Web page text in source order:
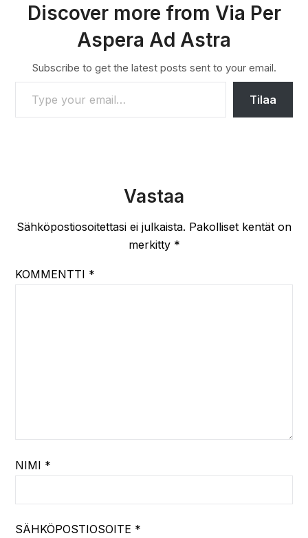
Discover more from Via Per
Aspera Ad Astra
Subscribe to get the latest posts sent to your email.
TYPE YOUR EMAIL…
Tilaa
Vastaa
Sähköpostiosoitettasi ei julkaista. Pakolliset kentät on
merkitty *
KOMMENTTI *
NIMI *
SÄHKÖPOSTIOSOITE *